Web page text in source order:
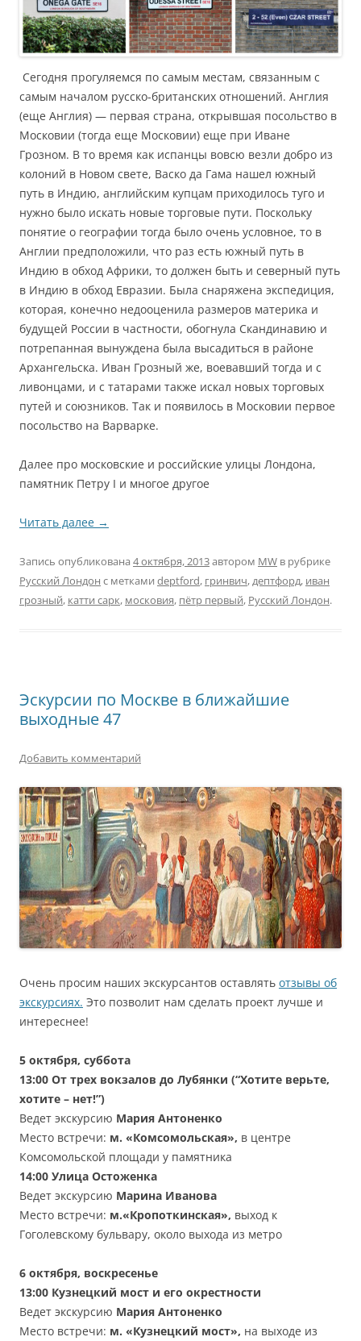
Сегодня прогуляемся по самым местам, связанным с
самым началом русско-британских отношений. Англия
(еще Англия) — первая страна, открывшая посольство в
Московии (тогда еще Московии) еще при Иване
Грозном. В то время как испанцы вовсю везли добро из
колоний в Новом свете, Васко да Гама нашел южный
путь в Индию, английским купцам приходилось туго и
нужно было искать новые торговые пути. Поскольку
понятие о географии тогда было очень условное, то в
Англии предположили, что раз есть южный путь в
Индию в обход Африки, то должен быть и северный путь
в Индию в обход Евразии. Была снаряжена экспедиция,
которая, конечно недооценила размеров материка и
будущей России в частности, обогнула Скандинавию и
потрепанная вынуждена была высадиться в районе
Архангельска. Иван Грозный же, воевавший тогда и с
ливонцами, и с татарами также искал новых торговых
путей и союзников. Так и появилось в Московии первое
посольство на Варварке.
Далее про московские и российские улицы Лондона,
памятник Петру I и многое другое
Читать далее →
Запись опубликована 4 октября, 2013автором MW в рубрике
Русский Лондон с метками deptford, гринвич,дептфорд, иван
грозный, катти сарк, московия, пётр первый, Русский Лондон.
Эскурсии по Москве в ближайшие
выходные 47
Добавить комментарий
Очень просим наших экскурсантов оставлять отзывы об
экскурсиях. Это позволит нам сделать проект лучше и
интереснее!
5 октября, суббота
13:00 От трех вокзалов до Лубянки (“Хотите верьте,
хотите – нет!”)
Ведет экскурсию Мария Антоненко
Место встречи: м. «Комсомольская», в центре
Комсомольской площади у памятника
14:00 Улица Остоженка
Ведет экскурсию Марина Иванова
Место встречи: м.«Кропоткинская», выход к
Гоголевскому бульвару, около выхода из метро
6 октября, воскресенье
13:00 Кузнецкий мост и его окрестности
Ведет экскурсию Мария Антоненко
Место встречи: м. «Кузнецкий мост», на выходе из